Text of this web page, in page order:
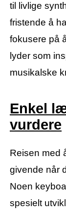
til livlige
fristende å
fokusere på
lyder som
musikalske
Enkel
vurdere
Reisen med
givende når
Noen
spesielt